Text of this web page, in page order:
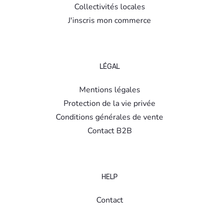
Collectivités locales
J'inscris mon commerce
LÉGAL
Mentions légales
Protection de la vie privée
Conditions générales de vente
Contact B2B
HELP
Contact